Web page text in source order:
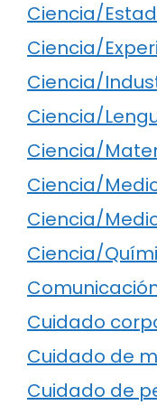
Ciencia/
Ciencia/
Ciencia/
Ciencia/
Ciencia/
Ciencia/
Ciencia/
Ciencia/
Cuidado
Cuidado de
Cuidado de